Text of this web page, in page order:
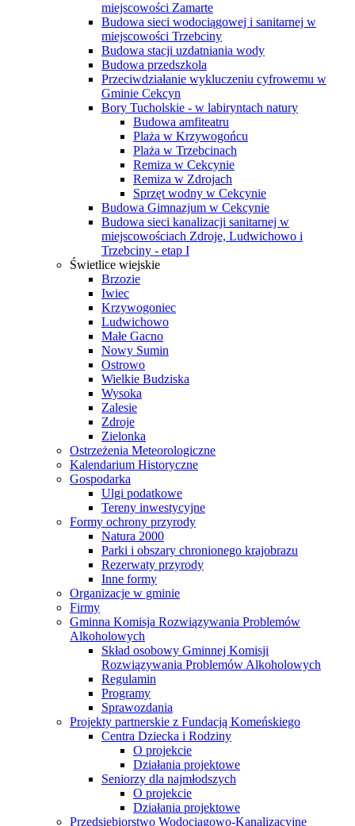
miejscowości Zamarte
Budowa sieci wodociągowej i sanitarnej w
miejscowości Trzebciny
Budowa stacji uzdatniania wody
Budowa przedszkola
Przeciwdziałanie wykluczeniu cyfrowemu w
Gminie Cekcyn
Bory Tucholskie - w labiryntach natury
Budowa amfiteatru
Plaża w Krzywogońcu
Plaża w Trzebcinach
Remiza w Cekcynie
Remiza w Zdrojach
Sprzęt wodny w Cekcynie
Budowa Gimnazjum w Cekcynie
Budowa sieci kanalizacji sanitarnej w
miejscowościach Zdroje, Ludwichowo i
Trzebciny - etap I
Świetlice wiejskie
Brzozie
Iwiec
Krzywogoniec
Ludwichowo
Małe Gacno
Nowy Sumin
Ostrowo
Wielkie Budziska
Wysoka
Zalesie
Zdroje
Zielonka
Ostrzeżenia Meteorologiczne
Kalendarium Historyczne
Gospodarka
Ulgi podatkowe
Tereny inwestycyjne
Formy ochrony przyrody
Natura 2000
Parki i obszary chronionego krajobrazu
Rezerwaty przyrody
Inne formy
Organizacje w gminie
Firmy
Gminna Komisja Rozwiązywania Problemów
Alkoholowych
Skład osobowy Gminnej Komisji
Rozwiązywania Problemów Alkoholowych
Regulamin
Programy
Sprawozdania
Projekty partnerskie z Fundacją Komeńskiego
Centra Dziecka i Rodziny
O projekcie
Działania projektowe
Seniorzy dla najmłodszych
O projekcie
Działania projektowe
Przedsiębiorstwo Wodociągowo-Kanalizacyjne